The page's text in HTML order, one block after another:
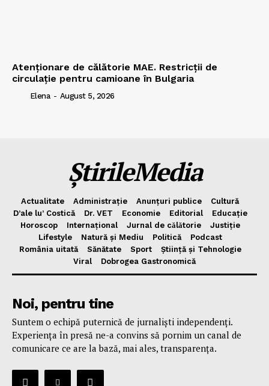
Atenționare de călătorie MAE. Restricții de
circulație pentru camioane în Bulgaria
Elena - August 5, 2026
ȘtirileMedia
Actualitate Administrație Anunțuri publice
Cultură
D’ale lu’ Costică
Dr. VET Economie Editorial
Educație
Horoscop
Internațional Jurnal de cǎlǎtorie
Justiție
Lifestyle
Natură și Mediu Politică
Podcast
România uitată
Sănătate Sport
Știință și Tehnologie
Viral
Dobrogea Gastronomică
Noi, pentru tine
Suntem o echipă puternică de jurnaliști independenți.
Experiența în presă ne-a convins să pornim un canal de
comunicare ce are la bază, mai ales, transparența.